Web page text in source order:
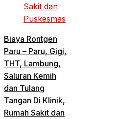
Biaya Rontgen
Paru – Paru, Gigi,
THT, Lambung,
Saluran Kemih
dan Tulang
Tangan Di Klinik,
Rumah Sakit dan